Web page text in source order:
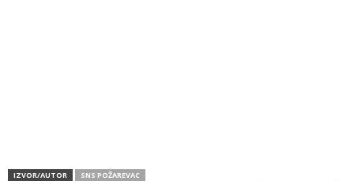
IZVOR/AUTOR
SNS POŽAREVAC